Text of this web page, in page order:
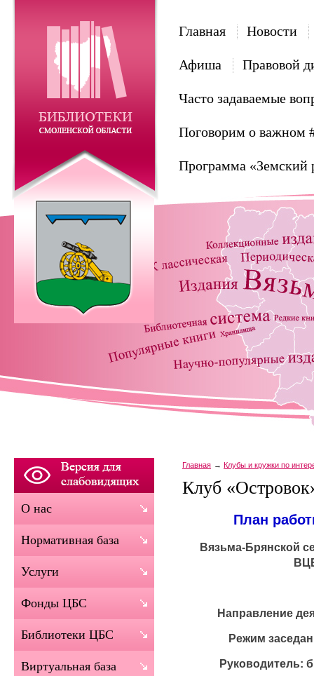
Главная Новости
Афиша Правовой
Часто задаваемые
Поговорим о важном
Программа «Земский
Главная Клубы и кружки по
Клуб
План
Вязьма-Брянской
Направление
Режим
Руководитель:
О нас
Нормативная база
Услуги
Фонды ЦБС
Библиотеки ЦБС
Виртуальная база